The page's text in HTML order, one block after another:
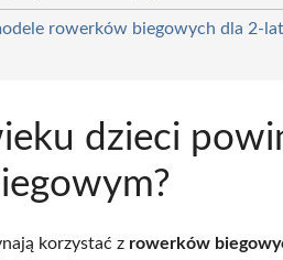
rowerków biegowych dla 2-
dzieci
korzystać z rowerków